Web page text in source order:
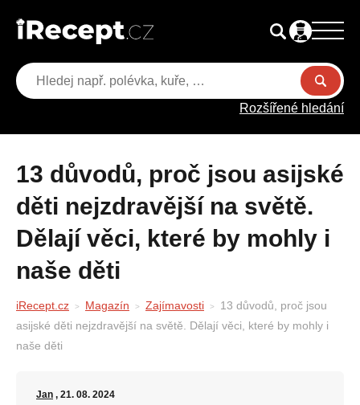
Rozšířené hledání
13 důvodů, proč jsou asijské
děti nejzdravější na světě.
Dělají věci, které by mohly i
naše děti
iRecept.cz Magazín Zajímavosti
13 důvodů, proč jsou
asijské děti nejzdravější na světě. Dělají věci, které by mohly i
naše děti
Jan , 21. 08. 2024